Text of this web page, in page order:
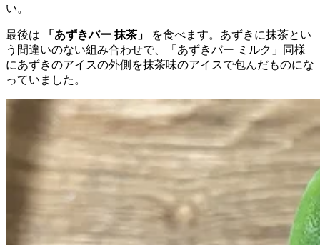
い。
最後は 「あずきバー 抹茶」
を食べます。あずきに抹茶とい
う間違いのない組み合わせで、「あずきバー ミルク」同様
にあずきのアイスの外側を抹茶味のアイスで包んだものにな
っていました。